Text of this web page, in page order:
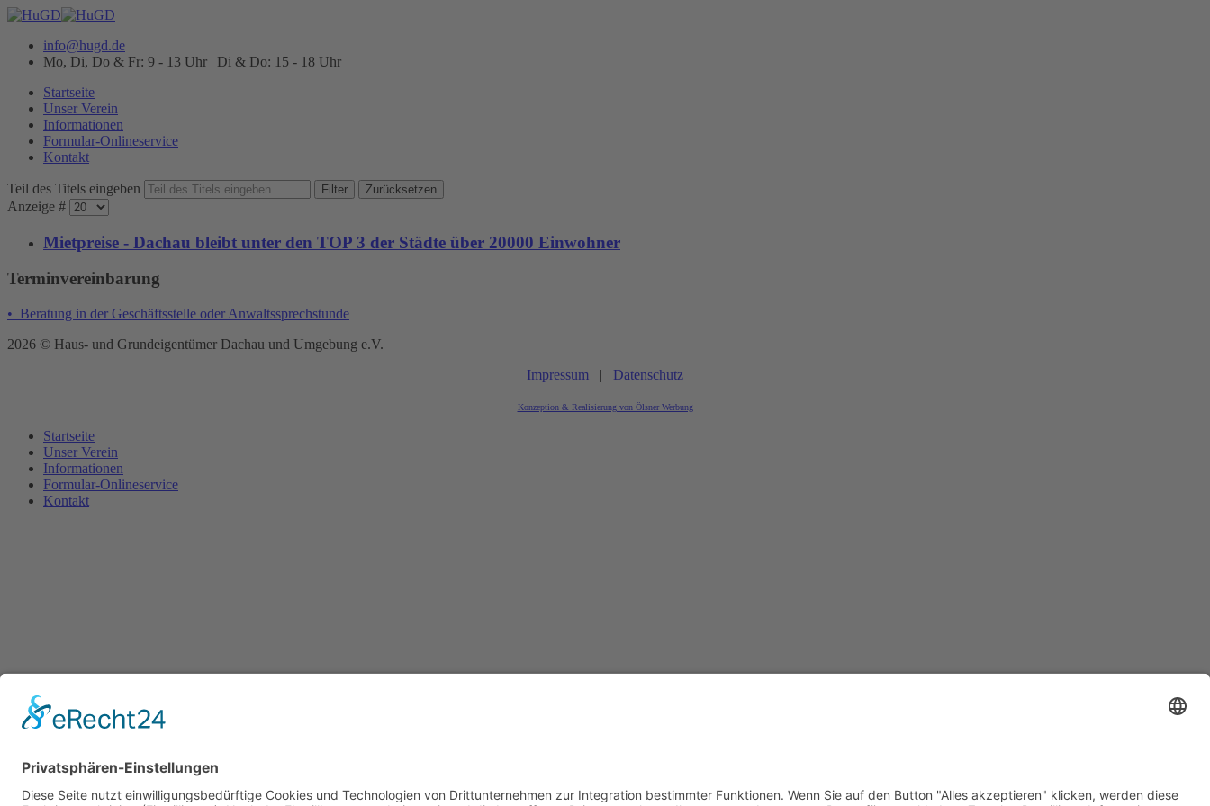
info@hugd.de
Mo, Di, Do & Fr: 9 - 13 Uhr | Di & Do: 15 - 18 Uhr
Startseite
Unser Verein
Informationen
Formular-Onlineservice
Kontakt
Teil des Titels eingeben Filter Zurücksetzen
Anzeige #
Mietpreise - Dachau bleibt unter den TOP 3 der Städte über 20000 Einwohner
Terminvereinbarung
• Beratung in der Geschäftsstelle oder Anwaltssprechstunde
2026 © Haus- und Grundeigentümer Dachau und Umgebung e.V.
Impressum | Datenschutz
Konzeption & Realisierung von Ölsner Werbung
Startseite
Unser Verein
Informationen
Formular-Onlineservice
Kontakt